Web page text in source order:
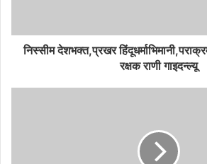
निस्सीम देशभक्त,प्रखर
रक्षक राणी गाइदन्ल्यू